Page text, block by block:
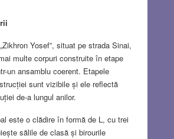
Yosef”, situat pe strada Sinai,
multe corpuri construite în etape
un ansamblu coerent. Etapele
sunt vizibile și ele reflectă
de-a lungul anilor.
este o clădire în formă de L, cu trei
sălile de clasă și birourile